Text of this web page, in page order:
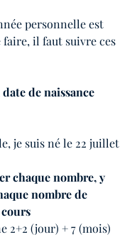
personnelle est
faire, il faut suivre ces
de naissance
je suis né le 22 juillet
chaque nombre, y
nombre de
cours
2+2 (jour) + 7 (mois)